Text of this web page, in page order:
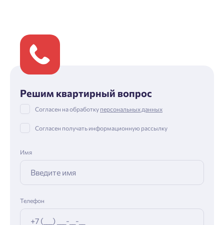
Решим квартирный вопрос
Согласен на обработку персональных данных
Согласен получать информационную рассылку
Имя
Телефон